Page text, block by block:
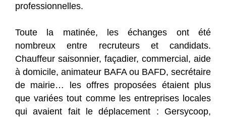
professionnelles.
Toute la matinée, les échanges ont été
nombreux entre recruteurs et candidats.
Chauffeur saisonnier, façadier, commercial, aide
à domicile, animateur BAFA ou BAFD, secrétaire
de mairie… les offres proposées étaient plus
que variées tout comme les entreprises locales
qui avaient fait le déplacement : Gersycoop,